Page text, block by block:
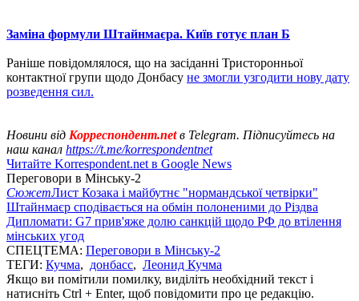
Заміна формули Штайнмаєра. Київ готує план Б
Раніше повідомлялося, що на засіданні Тристоронньої
контактної групи щодо Донбасу не змогли узгодити нову дату
розведення сил.
Новини від Корреспондент.netв Telegram. Підписуйтесь на
наш канал https://t.me/korrespondentnet
Читайте Korrespondent.net в Google News
Переговори в Мінську-2
СюжетЛист Козака і майбутнє "нормандської четвірки"
Штайнмаєр сподівається на обмін полоненими до Різдва
Дипломати: G7 прив'яже долю санкцій щодо РФ до втілення
мінських угод
СПЕЦТЕМА: Переговори в Мінську-2
ТЕГИ: Кучма, донбасс, Леонид Кучма
Якщо ви помітили помилку, виділіть необхідний текст і
натисніть Ctrl + Enter, щоб повідомити про це редакцію.